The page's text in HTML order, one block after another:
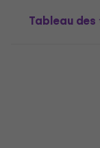
Tableau